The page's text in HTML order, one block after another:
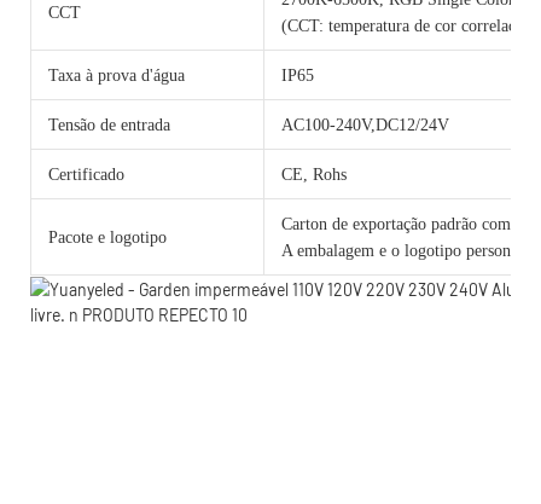
CCT
(CCT: temperatura de cor
Taxa à prova d'água IP65
Tensão de entrada AC100-240V,DC12/24V
Certificado CE, Rohs
Pacote e logotipo
Carton de exportação padrão com
A embalagem e o logotipo